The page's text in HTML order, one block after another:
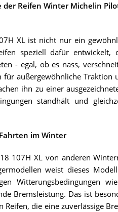
Reifen Winter Michelin
XL ist nicht nur ein
speziell dafür entwickelt,
- egal, ob es nass,
für außergewöhnliche Traktion
ihn zu einer
standhält und
im Winter
107H XL von anderen
weist dieses
Witterungsbedingungen
Bremsleistung. Das ist
die eine zuverlässige